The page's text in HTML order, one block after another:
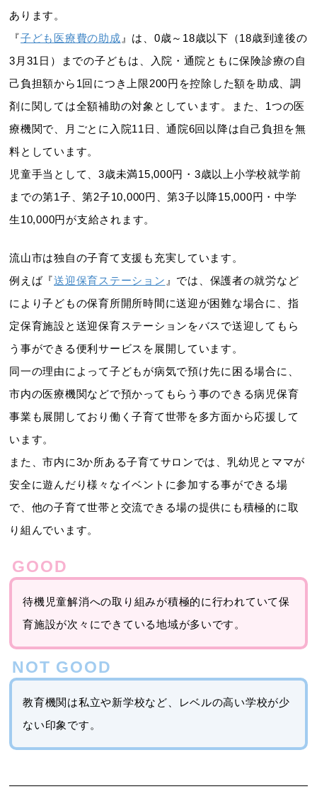
あります。
『子ども医療費の助成』は、0歳～18歳以下（18歳到達後の
3月31日）までの子どもは、入院・通院ともに保険診療の自
己負担額から1回につき上限200円を控除した額を助成、調
剤に関しては全額補助の対象としています。また、1つの医
療機関で、月ごとに入院11日、通院6回以降は自己負担を無
料としています。
児童手当として、3歳未満15,000円・3歳以上小学校就学前
までの第1子、第2子10,000円、第3子以降15,000円・中学
生10,000円が支給されます。
流山市は独自の子育て支援も充実しています。
例えば『送迎保育ステーション 』では、保護者の就労など
により子どもの保育所開所時間に送迎が困難な場合に、指
定保育施設と送迎保育ステーションをバスで送迎してもら
う事ができる便利サービスを展開しています。
同一の理由によって子どもが病気で預け先に困る場合に、
市内の医療機関などで預かってもらう事のできる病児保育
事業も展開しており働く子育て世帯を多方面から応援して
います。
また、市内に3か所ある子育てサロンでは、乳幼児とママが
安全に遊んだり様々なイベントに参加する事ができる場
で、他の子育て世帯と交流できる場の提供にも積極的に取
り組んでいます。
待機児童解消への取り組みが積極的に行われていて保
育施設が次々にできている地域が多いです。
教育機関は私立や新学校など、レベルの高い学校が少
ない印象です。